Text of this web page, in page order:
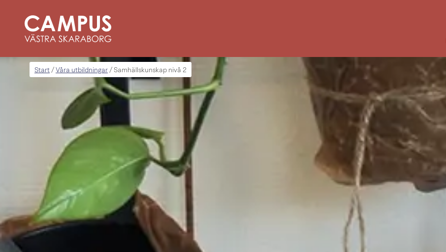
Start / Våra utbildningar / Samhällskunskap nivå 2